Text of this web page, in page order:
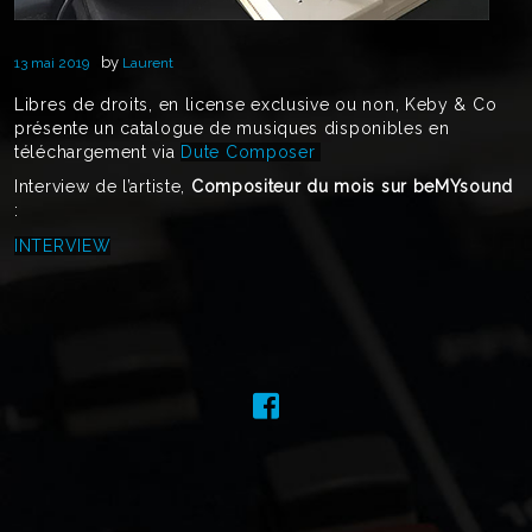
13 mai 2019 by Laurent
Libres de droits, en license exclusive ou non, Keby & Co
présente un catalogue de musiques disponibles en
téléchargement via Dute Composer
Interview de l’artiste, Compositeur du mois sur beMYsound
:
INTERVIEW